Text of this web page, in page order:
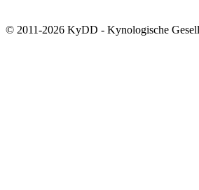
© 2011-2026 KyDD - Kynologische